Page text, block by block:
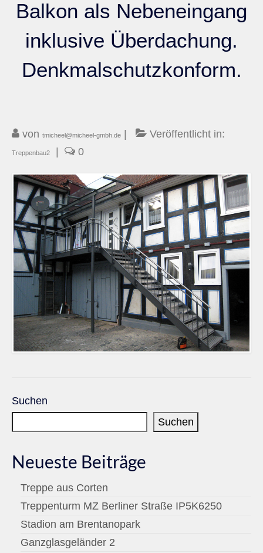
Balkon als Nebeneingang
inklusive Überdachung.
Denkmalschutzkonform.
von tmicheel@micheel-gmbh.de Veröffentlicht in:
Treppenbau2 0
Suchen
Suchen
Neueste Beiträge
Treppe aus Corten
Treppenturm MZ Berliner Straße IP5K6250
Stadion am Brentanopark
Ganzglasgeländer 2